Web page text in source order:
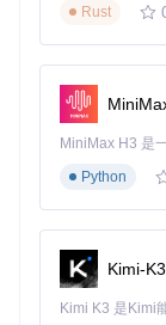
五、资源导
• 社区讨论：项
六、新手常
Q: 这个工具安
Rust
Python
Kimi-K3